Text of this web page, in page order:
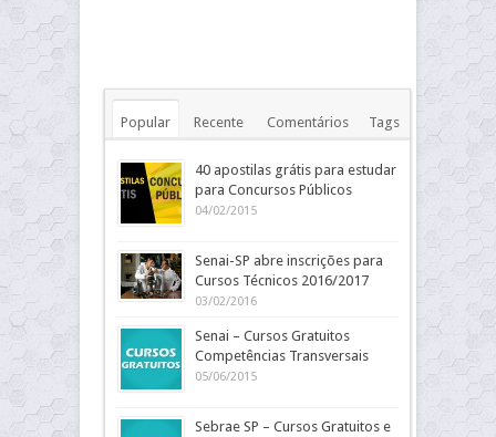
Popular Recente Comentários Tags
40 apostilas grátis para estudar
para Concursos Públicos
04/02/2015
Senai-SP abre inscrições para
Cursos Técnicos 2016/2017
03/02/2016
Senai – Cursos Gratuitos
Competências Transversais
05/06/2015
Sebrae SP – Cursos Gratuitos e